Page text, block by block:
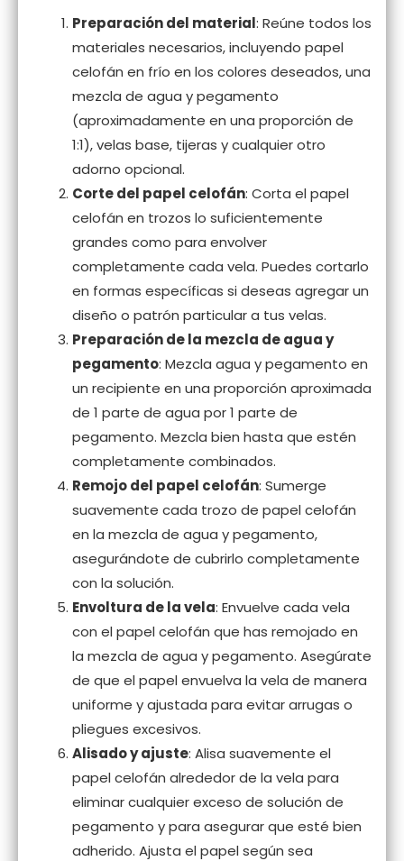
Preparación del material: Reúne todos los
materiales necesarios, incluyendo papel
celofán en frío en los colores deseados, una
mezcla de agua y pegamento
(aproximadamente en una proporción de
1:1), velas base, tijeras y cualquier otro
adorno opcional.
Corte del papel celofán: Corta el papel
celofán en trozos lo suficientemente
grandes como para envolver
completamente cada vela. Puedes cortarlo
en formas específicas si deseas agregar un
diseño o patrón particular a tus velas.
Preparación de la mezcla de agua y
pegamento: Mezcla agua y pegamento en
un recipiente en una proporción aproximada
de 1 parte de agua por 1 parte de
pegamento. Mezcla bien hasta que estén
completamente combinados.
Remojo del papel celofán: Sumerge
suavemente cada trozo de papel celofán
en la mezcla de agua y pegamento,
asegurándote de cubrirlo completamente
con la solución.
Envoltura de la vela: Envuelve cada vela
con el papel celofán que has remojado en
la mezcla de agua y pegamento. Asegúrate
de que el papel envuelva la vela de manera
uniforme y ajustada para evitar arrugas o
pliegues excesivos.
Alisado y ajuste: Alisa suavemente el
papel celofán alrededor de la vela para
eliminar cualquier exceso de solución de
pegamento y para asegurar que esté bien
adherido. Ajusta el papel según sea